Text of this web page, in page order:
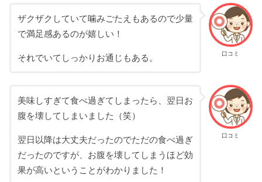
口コミ
ザクザクしていて噛みごたえもあるので少量
で満足感あるのが嬉しい！
それでいてしっかりお通じもある。
口コミ
美味しすぎて食べ過ぎてしまったら、翌日お
腹を壊してしまいました（笑）
翌日以降は大丈夫だったのでただの食べ過ぎ
だったのですが、お腹を壊してしまうほど効
果が高いということがわかりました！